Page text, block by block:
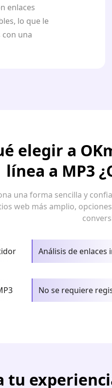
enlaces
lo que le
una
elegir a
línea a MP3
una forma sencilla y
web más amplio,
Análisis de enlaces
No se requiere
tu